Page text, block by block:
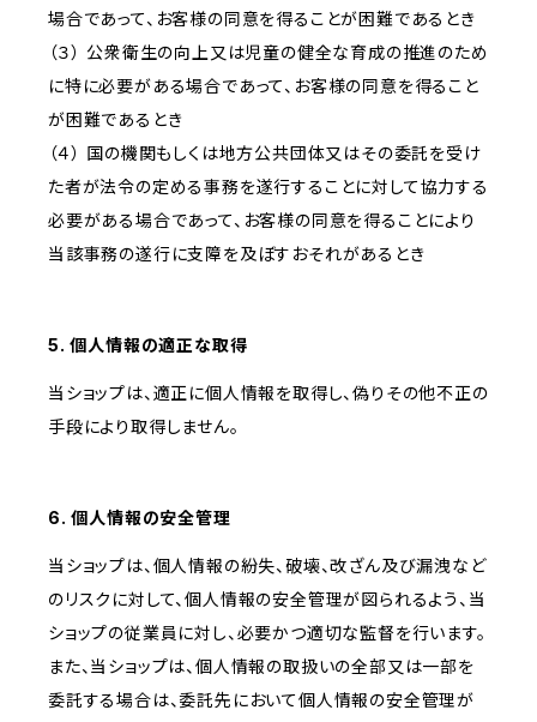
場合であって、お客様の同意を得ることが困難であるとき
（３） 公衆衛生の向上又は児童の健全な育成の推進のため
に特に必要がある場合であって、お客様の同意を得ること
が困難であるとき
（４） 国の機関もしくは地方公共団体又はその委託を受け
た者が法令の定める事務を遂行することに対して協力する
必要がある場合であって、お客様の同意を得ることにより
当該事務の遂行に支障を及ぼすおそれがあるとき
5. 個人情報の適正な取得
当ショップは、適正に個人情報を取得し、偽りその他不正の
手段により取得しません。
6. 個人情報の安全管理
当ショップは、個人情報の紛失、破壊、改ざん及び漏洩など
のリスクに対して、個人情報の安全管理が図られるよう、当
ショップの従業員に対し、必要かつ適切な監督を行います。
また、当ショップは、個人情報の取扱いの全部又は一部を
委託する場合は、委託先において個人情報の安全管理が